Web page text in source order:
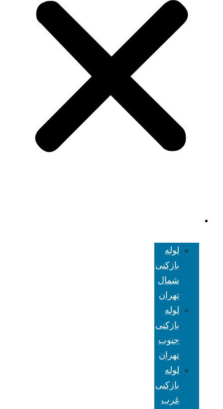
لوله
بازکنی
شمال
تهران
لوله
بازکنی
جنوب
تهران
لوله
بازکنی
غرب